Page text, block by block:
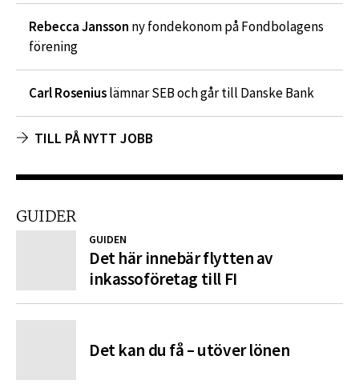
Rebecca Jansson ny fondekonom på Fondbolagens
förening
Carl Roseniuslämnar SEB och går till Danske Bank
TILL PÅ NYTT JOBB
GUIDER
GUIDEN
Det här innebär flytten av
inkassoföretag till FI
Det kan du få – utöver lönen